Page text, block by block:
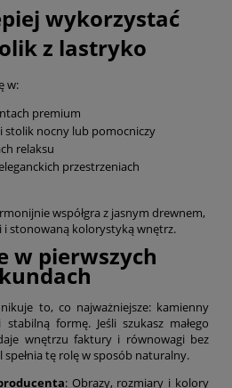
wykorzystać
z lastryko
w:
premium
stolik nocny lub pomocniczy
relaksu
przestrzeniach
współgra z jasnym drewnem,
stonowaną kolorystyką wnętrz.
w pierwszych
to, co najważniejsze: kamienny
formę. Jeśli szukasz małego
wnętrzu faktury i równowagi bez
tę rolę w sposób naturalny.
: Obrazy, rozmiary i kolory